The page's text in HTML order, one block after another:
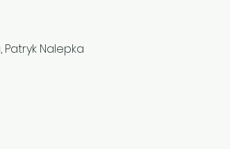
Patryk Nalepka